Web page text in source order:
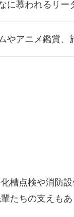
に慕われるリー
やアニメ鑑賞、
槽点検や消防
たちの支えも